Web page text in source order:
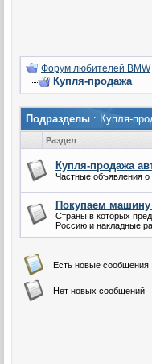
Форум любителей BMW
Купля-продажа
Подразделы : Купля-
Раздел
Купля-продажа
Частные объявления о
Покупаем машину
Страны в которых
Россию и накладные
Есть новые сообщения
Нет новых сообщений